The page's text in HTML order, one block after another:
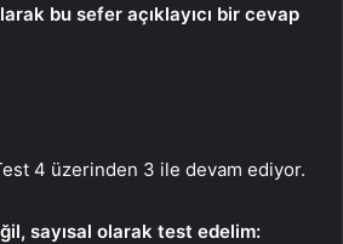
bu sefer açıklayıcı bir cevap
4 üzerinden 3 ile devam ediyor.
sayısal olarak test edelim: